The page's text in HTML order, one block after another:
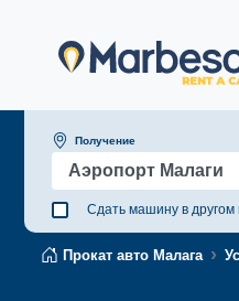
Получение
Сдать машину в другом
Прокат авто Малага